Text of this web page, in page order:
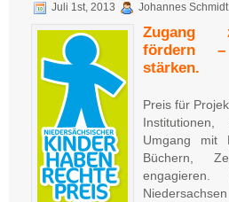
Juli 1st, 2013 Johannes Schmidt
Zugang
fördern –
stärken.
Preis für
Umgang mit
Büchern,
engagieren.